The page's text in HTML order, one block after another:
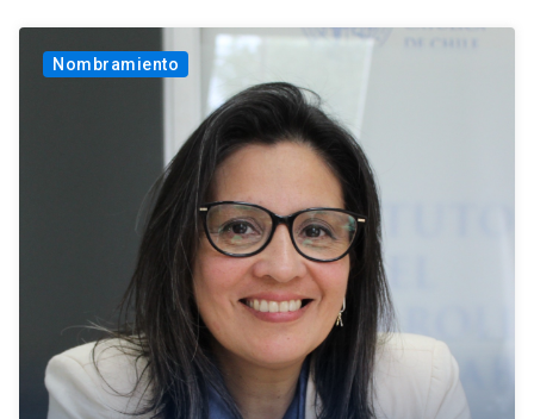
Nombramiento